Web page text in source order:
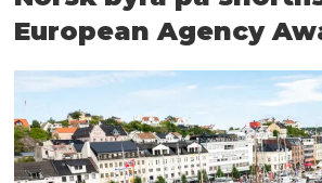
European Agency